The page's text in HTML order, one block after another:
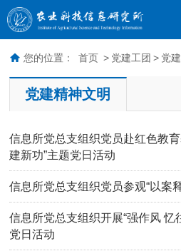
您的位置： 首页 > 党建工团 > 党
党建精神文明
信息所党总支组织党员赴红色教
建新功”主题党日活动
信息所党总支组织党员参观“以案
信息所党总支组织开展“强作风 忆
党日活动